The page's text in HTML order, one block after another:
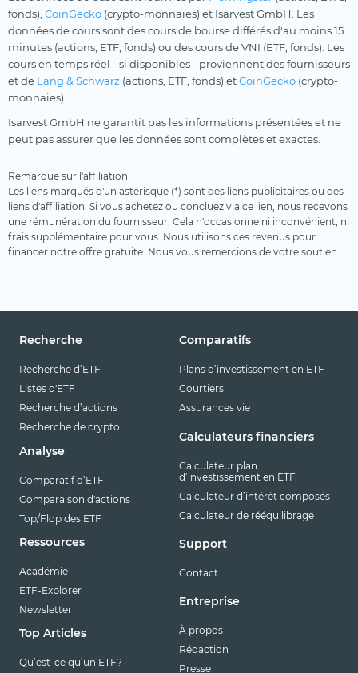
fonds), CoinGecko (crypto-monnaies) et Isarvest GmbH. Les
données de cours sont des cours de bourse différés d'au moins 15
minutes (actions, ETF, fonds) ou des cours de VNI (ETF, fonds). Les
cours en temps réel - si disponibles - proviennent des fournisseurs
et de Lang & Schwarz (actions, ETF, fonds) etCoinGecko (crypto-
monnaies).
Isarvest GmbH ne garantit pas les informations présentées et ne
peut pas assurer que les données sont complètes et exactes.
Remarque sur l'affiliation
Les liens marqués d'un astérisque (*) sont des liens publicitaires ou des
liens d'affiliation. Si vous achetez ou concluez via ce lien, nous recevons
une rémunération du fournisseur. Cela n'occasionne ni inconvénient, ni
frais supplémentaire pour vous. Nous utilisons ces revenus pour
financer notre offre gratuite. Nous vous remercions de votre soutien.
Recherche
Recherche d’ETF
Listes d'ETF
Recherche d’actions
Recherche de crypto
Analyse
Comparatif d’ETF
Comparaison d'actions
Top/Flop des ETF
Ressources
Académie
ETF-Explorer
Newsletter
Top Articles
Qu’est-ce qu’un ETF?
Comparatifs
Plans d’investissement en ETF
Courtiers
Assurances vie
Calculateurs financiers
Calculateur plan
d’investissement en ETF
Calculateur d’intérêt composés
Calculateur de rééquilibrage
Support
Contact
Entreprise
À propos
Rédaction
Presse